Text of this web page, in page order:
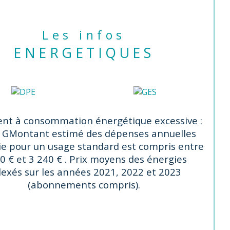
de G en B !
collège (Voltaire) et lycée (Van
une visite ou plus de précisions,
Cécile Darmon de l’agence
il vous plaira au 06 87 10 54 51
d'Agence
Les infos
ENERGETIQUES
à consommation énergétique excessive :
Montant estimé des dépenses annuelles
pour un usage standard est compris entre
€ et 3 240 € . Prix moyens des énergies
sur les années 2021, 2022 et 2023
(abonnements compris).